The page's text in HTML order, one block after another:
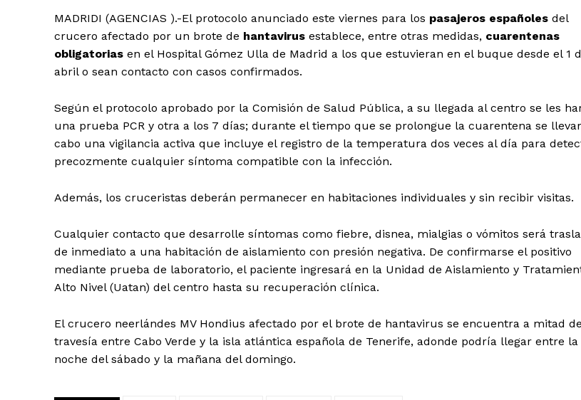
MADRIDI (AGENCIAS ).-El protocolo anunciado este viernes para los pasajeros españoles del
crucero afectado por un brote de hantavirus establece, entre otras medidas, cuarentenas
obligatorias en el Hospital Gómez Ulla de Madrid a los que estuvieran en el buque desde el 1
abril o sean contacto con casos confirmados.
Según el protocolo aprobado por la Comisión de Salud Pública, a su llegada al centro se les
una prueba PCR y otra a los 7 días; durante el tiempo que se prolongue la cuarentena se
cabo una vigilancia activa que incluye el registro de la temperatura dos veces al día para
precozmente cualquier síntoma compatible con la infección.
Además, los cruceristas deberán permanecer en habitaciones individuales y sin recibir visitas.
Cualquier contacto que desarrolle síntomas como fiebre, disnea, mialgias o vómitos será
de inmediato a una habitación de aislamiento con presión negativa. De confirmarse el positivo
mediante prueba de laboratorio, el paciente ingresará en la Unidad de Aislamiento y
Alto Nivel (Uatan) del centro hasta su recuperación clínica.
El crucero neerlándes MV Hondius afectado por el brote de hantavirus se encuentra a mitad
travesía entre Cabo Verde y la isla atlántica española de Tenerife, adonde podría llegar entre la
noche del sábado y la mañana del domingo.